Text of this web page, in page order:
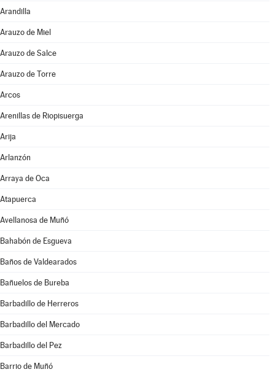
Arandilla
Arauzo de Miel
Arauzo de Salce
Arauzo de Torre
Arcos
Arenillas de Riopisuerga
Arija
Arlanzón
Arraya de Oca
Atapuerca
Avellanosa de Muñó
Bahabón de Esgueva
Baños de Valdearados
Bañuelos de Bureba
Barbadillo de Herreros
Barbadillo del Mercado
Barbadillo del Pez
Barrio de Muñó